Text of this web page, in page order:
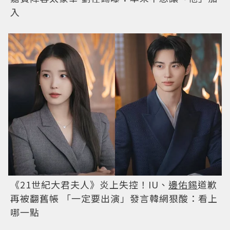
入
《21世紀大君夫人》炎上失控！IU、 邊佑錫道歉
再被翻舊帳 「一定要出演」發言韓網狠酸：看上
哪一點